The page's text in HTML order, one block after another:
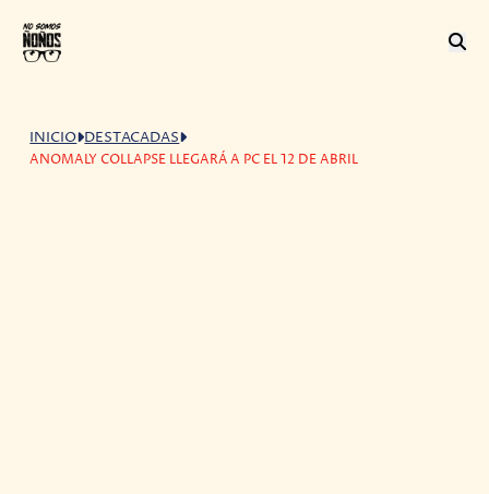
INICIO DESTACADAS
ANOMALY COLLAPSE LLEGARÁ A PC EL 12 DE ABRIL